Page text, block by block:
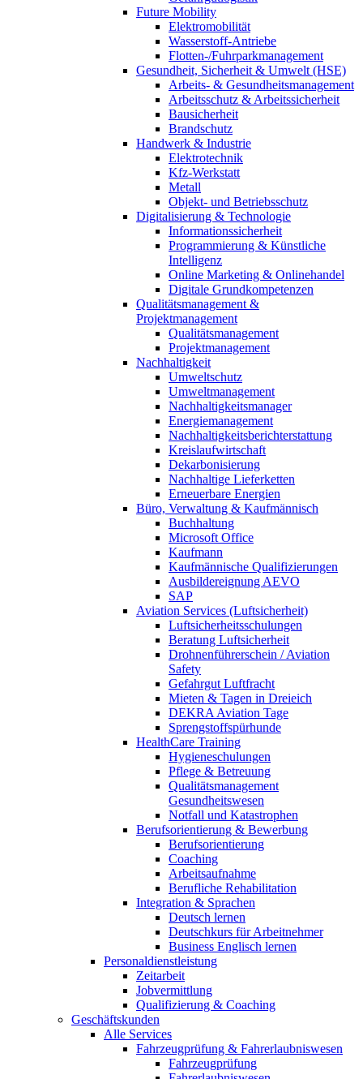
Future Mobility
Elektromobilität
Wasserstoff-Antriebe
Flotten-/Fuhrparkmanagement
Gesundheit, Sicherheit & Umwelt (HSE)
Arbeits- & Gesundheitsmanagement
Arbeitsschutz & Arbeitssicherheit
Bausicherheit
Brandschutz
Handwerk & Industrie
Elektrotechnik
Kfz-Werkstatt
Metall
Objekt- und Betriebsschutz
Digitalisierung & Technologie
Informationssicherheit
Programmierung & Künstliche
Intelligenz
Online Marketing & Onlinehandel
Digitale Grundkompetenzen
Qualitätsmanagement &
Projektmanagement
Qualitätsmanagement
Projektmanagement
Nachhaltigkeit
Umweltschutz
Umweltmanagement
Nachhaltigkeitsmanager
Energiemanagement
Nachhaltigkeitsberichterstattung
Kreislaufwirtschaft
Dekarbonisierung
Nachhaltige Lieferketten
Erneuerbare Energien
Büro, Verwaltung & Kaufmännisch
Buchhaltung
Microsoft Office
Kaufmann
Kaufmännische Qualifizierungen
Ausbildereignung AEVO
SAP
Aviation Services (Luftsicherheit)
Luftsicherheitsschulungen
Beratung Luftsicherheit
Drohnenführerschein / Aviation
Safety
Gefahrgut Luftfracht
Mieten & Tagen in Dreieich
DEKRA Aviation Tage
Sprengstoffspürhunde
HealthCare Training
Hygieneschulungen
Pflege & Betreuung
Qualitätsmanagement
Gesundheitswesen
Notfall und Katastrophen
Berufsorientierung & Bewerbung
Berufsorientierung
Coaching
Arbeitsaufnahme
Berufliche Rehabilitation
Integration & Sprachen
Deutsch lernen
Deutschkurs für Arbeitnehmer
Business Englisch lernen
Personaldienstleistung
Zeitarbeit
Jobvermittlung
Qualifizierung & Coaching
Geschäftskunden
Alle Services
Fahrzeugprüfung & Fahrerlaubniswesen
Fahrzeugprüfung